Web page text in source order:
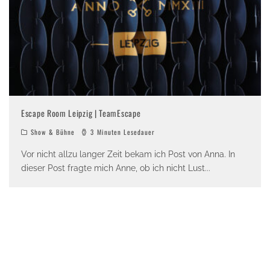
Escape Room Leipzig | TeamEscape
Show & Bühne 3 Minuten Lesedauer
Vor nicht allzu langer Zeit bekam ich Post von Anna. In
dieser Post fragte mich Anne, ob ich nicht Lust...